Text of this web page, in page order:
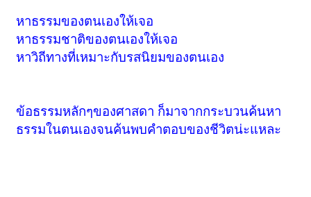
หาธรรมของตนเองให้เจอ
หาธรรมชาติของตนเองให้เจอ
หาวิถีทางที่เหมาะกับรสนิยมของตนเอง
ข้อธรรมหลักๆของศาสดา ก็มาจากกระบวนค้นหา
ธรรมในตนเองจนค้นพบคำตอบของชีวิตน่ะแหละ